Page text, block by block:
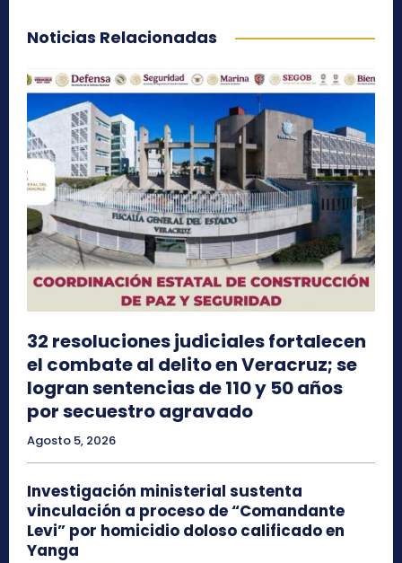
Noticias Relacionadas
32 resoluciones judiciales fortalecen
el combate al delito en Veracruz; se
logran sentencias de 110 y 50 años
por secuestro agravado
Agosto 5, 2026
Investigación ministerial sustenta
vinculación a proceso de “Comandante
Levi” por homicidio doloso calificado en
Yanga